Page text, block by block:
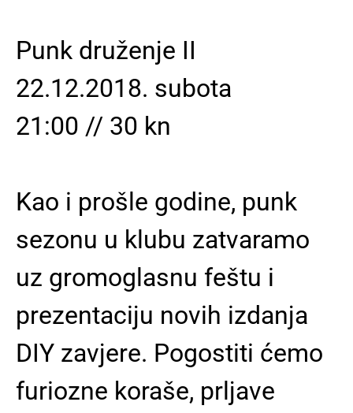
Punk druženje II
22.12.2018. subota
21:00 // 30 kn
Kao i prošle godine, punk
sezonu u klubu zatvaramo
uz gromoglasnu feštu i
prezentaciju novih izdanja
DIY zavjere. Pogostiti ćemo
furiozne koraše, prljave